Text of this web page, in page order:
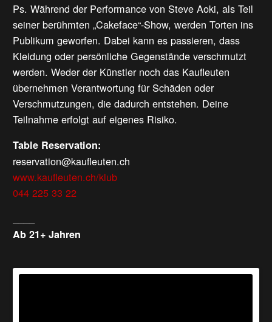
Ps. Während der Performance von Steve Aoki, als Teil
seiner berühmten „Cakeface“-Show, werden Torten ins
Publikum geworfen. Dabei kann es passieren, dass
Kleidung oder persönliche Gegenstände verschmutzt
werden. Weder der Künstler noch das Kaufleuten
übernehmen Verantwortung für Schäden oder
Verschmutzungen, die dadurch entstehen. Deine
Teilnahme erfolgt auf eigenes Risiko.
Table Reservation:
reservation@kaufleuten.ch
www.kaufleuten.ch/klub
044 225 33 22
Ab 21+ Jahren